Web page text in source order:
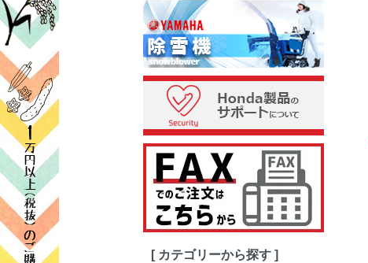
[ カテゴリーから探す ]